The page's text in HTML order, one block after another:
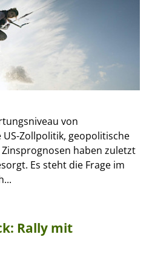
von
Zollpolitik, geopolitische
haben zuletzt
Es steht die Frage im
Rally mit